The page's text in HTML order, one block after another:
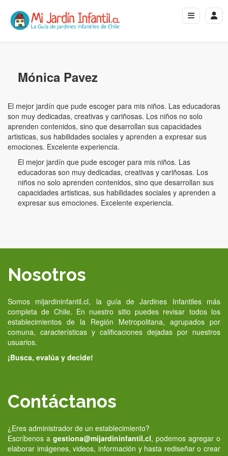
Mónica Pavez
El mejor jardín que pude escoger para mis niños. Las educadoras
son muy dedicadas, creativas y cariñosas. Los niños no solo
aprenden contenidos, sino que desarrollan sus capacidades
artisticas, sus habilidades sociales y aprenden a expresar sus
emociones. Excelente experiencia.
El mejor jardín que pude escoger para mis niños. Las
educadoras son muy dedicadas, creativas y cariñosas. Los
niños no solo aprenden contenidos, sino que desarrollan sus
capacidades artisticas, sus habilidades sociales y aprenden a
expresar sus emociones. Excelente experiencia.
Nosotros
Somos mijardininfantil.cl, la guía de Jardines Infantiles más
completa de Chile. En nuestro sitio puedes revisar todos los
establecimientos de la Región Metropolitana, agrupados por
comuna, características y calificaciones dejadas por nuestros
usuarios.
¡Busca, evalúa y decide!
Contáctanos
¿Eres administrador de un establecimiento?
Escríbenos a gestiona@mijardininfantil.cl, podemos agregar o
elaborar imágenes, videos, información y hasta rediseñar o crear